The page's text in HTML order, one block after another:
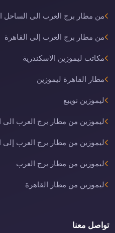
من مطار برج العرب الى الساحل
من مطار برج العرب إلى القاهرة
مكاتب ليموزين الاسكندرية
مطار القاهرة ليموزين
ليموزين نويبع
ليموزين من مطار برج العرب الى
ليموزين من مطار برج العرب إلى
ليموزين من مطار برج العرب
ليموزين من مطار القاهرة
تواصل معنا